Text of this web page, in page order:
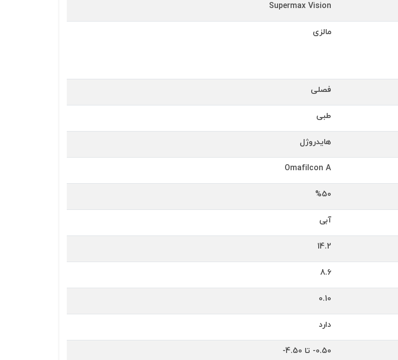
Supermax Vision
مالزی
فصلی
طبی
هایدروژل
Omafilcon A
%50
آبی
14.2
8.6
0.10
دارد
0.50- تا 4.50-